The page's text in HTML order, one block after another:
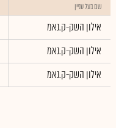
שם בעל עניין
אילון השק-ק.נאמ
אילון השק-ק.נאמ
אילון השק-ק.נאמ